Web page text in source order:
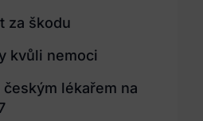
za škodu
kvůli nemoci
lékařem na